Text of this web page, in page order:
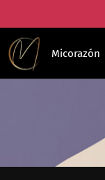
Micorazón